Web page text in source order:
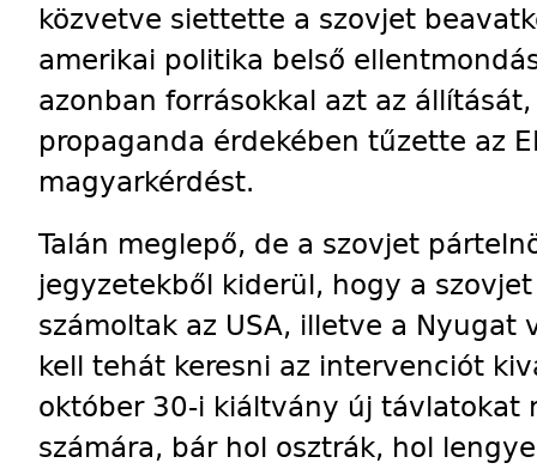
közvetve siettette a szovjet
amerikai politika belső
azonban forrásokkal azt az
propaganda érdekében tűzette az
magyarkérdést.
Talán meglepő, de a szovjet
jegyzetekből kiderül, hogy a
számoltak az USA, illetve a Nyugat
kell tehát keresni az intervenciót
október 30-i kiáltvány új távlatokat
számára, bár hol osztrák, hol